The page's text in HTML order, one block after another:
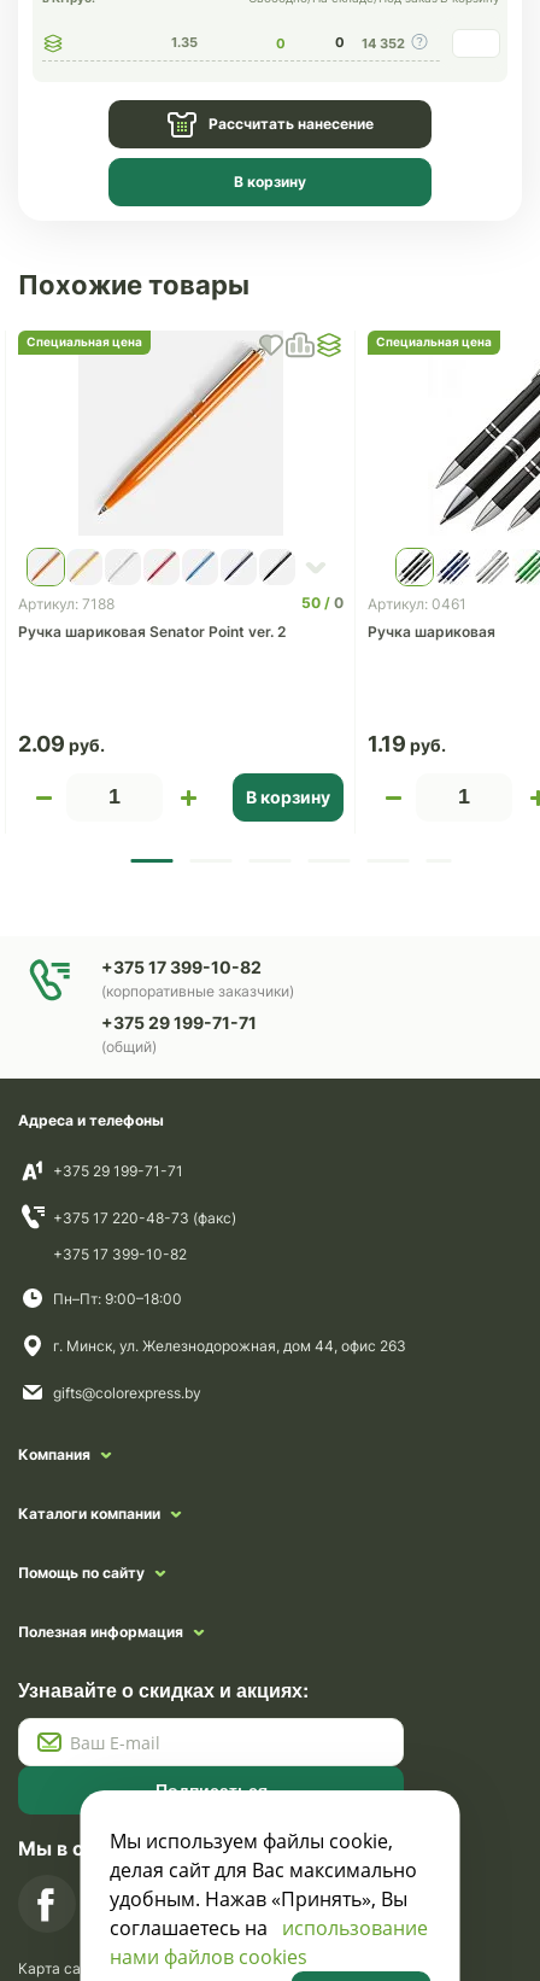
1.35 0 0 14 352
Рассчитать нанесение
В корзину
Похожие товары
Специальная цена
Артикул: 7188 50
0
Ручка шариковая Senator Point ver. 2
2.09
В корзину
Специальная цена
Артикул: 0461
Ручка шариковая
1.19
+375 17 399-10-82
(корпоративные заказчики)
+375 29 199-71-71
(общий)
Адреса и телефоны
+375 29 199-71-71
+375 17 220-48-73 (факс)
+375 17 399-10-82
Пн–Пт: 9:00–18:00
г. Минск, ул. Железнодорожная, дом 44, офис 263
gifts@colorexpress.by
Компания
Каталоги компании
Помощь по сайту
Полезная информация
Узнавайте о скидках и акциях:
Подписаться
Мы в социальных сетях
Карта сайта
Мы используем файлы cookie,
делая сайт для Вас максимально
удобным. Нажав «Принять», Вы
соглашаетесь на использование
нами файлов cookies